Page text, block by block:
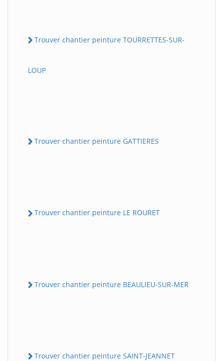
Trouver chantier peinture TOURRETTES-SUR-
LOUP
Trouver chantier peinture GATTIERES
Trouver chantier peinture LE ROURET
Trouver chantier peinture BEAULIEU-SUR-MER
Trouver chantier peinture SAINT-JEANNET